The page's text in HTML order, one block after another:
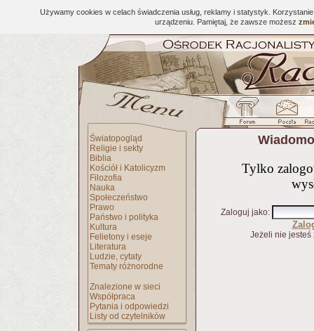
Używamy cookies w celach świadczenia usług, reklamy i statystyk.
urządzeniu. Pamiętaj, że zawsze możesz
Światopogląd
Religie i sekty
Biblia
Kościół i Katolicyzm
Filozofia
Nauka
Społeczeństwo
Prawo
Państwo i polityka
Kultura
Felietony i eseje
Literatura
Ludzie, cytaty
Tematy różnorodne
Znalezione w sieci
Współpraca
Pytania i odpowiedzi
Listy od czytelników
Tylko
Zaloguj jako:
Jeżeli nie